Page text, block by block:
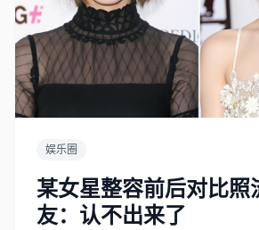
娱乐圈
某女星整容前后对比照
友：认不出来了